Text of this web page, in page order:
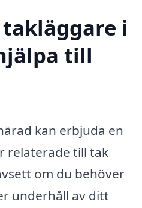
i
till
kan erbjuda en
relaterade till tak
om du behöver
underhåll av ditt